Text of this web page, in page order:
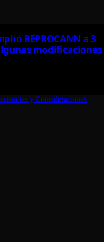
REPROCANN a 3
modificaciones